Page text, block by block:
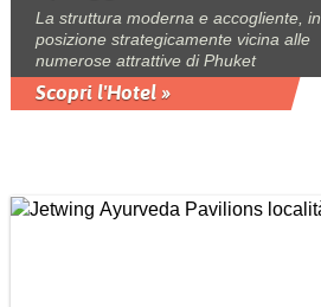
La struttura moderna e accogliente, in
posizione strategicamente vicina alle
numerose attrattive di Phuket
Scopri l'Hotel »